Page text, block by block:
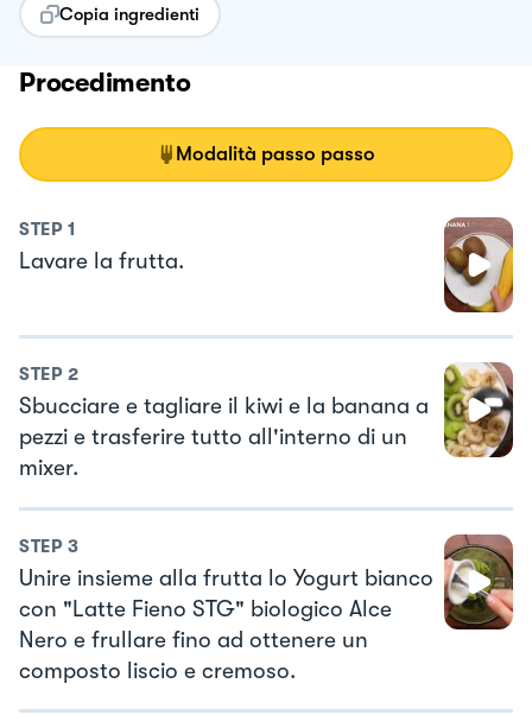
Copia ingredienti
Procedimento
Modalità passo passo
STEP 1
Lavare la frutta.
STEP 2
Sbucciare e tagliare il kiwi e la banana a
pezzi e trasferire tutto all'interno di un
mixer.
STEP 3
Unire insieme alla frutta lo Yogurt bianco
con "Latte Fieno STG" biologico Alce
Nero e frullare fino ad ottenere un
composto liscio e cremoso.